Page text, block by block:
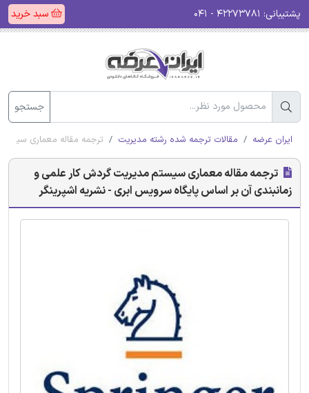
پشتیبانی: سبد خرید
جستجو
ایران عرضه مقالات ترجمه شده رشته مدیریت ترجمه مقاله معماری
ترجمه مقاله معماری سیستم مدیریت گردش کار علمی و
زمانبندی آن بر اساس پایگاه سرویس ابری - نشریه اشپرینگر